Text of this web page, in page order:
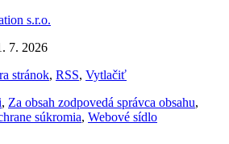
s.r.o.
7. 2026
stránok, RSS, Vytlačiť
, Za obsah zodpovedá správca obsahu,
súkromia, Webové sídlo